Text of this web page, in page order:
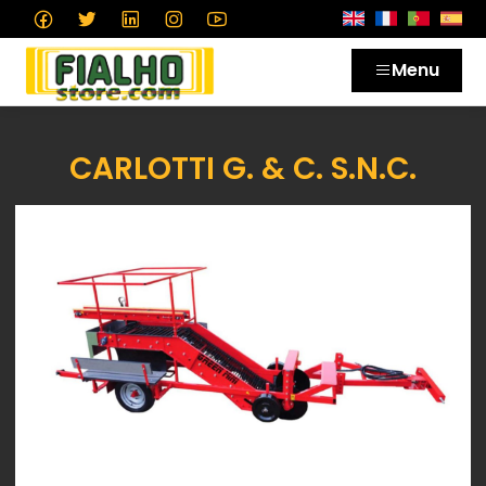
Menu
CARLOTTI G. & C. S.N.C.